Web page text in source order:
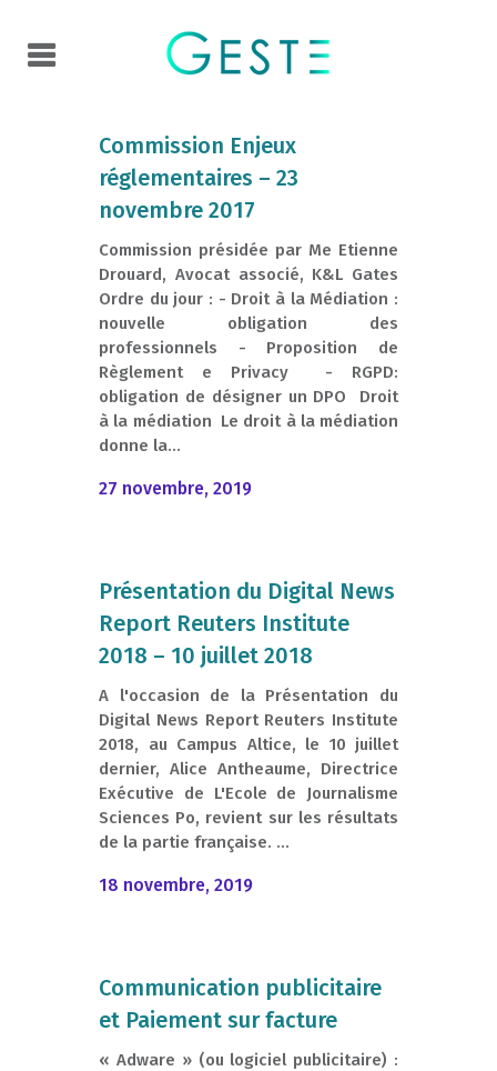
Commission Enjeux
réglementaires – 23
novembre 2017
Commission présidée par Me Etienne
Drouard, Avocat associé, K&L Gates
Ordre du jour : - Droit à la Médiation :
nouvelle obligation des
professionnels - Proposition de
Règlement e Privacy - RGPD:
obligation de désigner un DPO Droit
à la médiation Le droit à la médiation
donne la...
27 novembre, 2019
Présentation du Digital News
Report Reuters Institute
2018 – 10 juillet 2018
A l'occasion de la Présentation du
Digital News Report Reuters Institute
2018, au Campus Altice, le 10 juillet
dernier, Alice Antheaume, Directrice
Exécutive de L'Ecole de Journalisme
Sciences Po, revient sur les résultats
de la partie française. ...
18 novembre, 2019
Communication publicitaire
et Paiement sur facture
« Adware » (ou logiciel publicitaire) :